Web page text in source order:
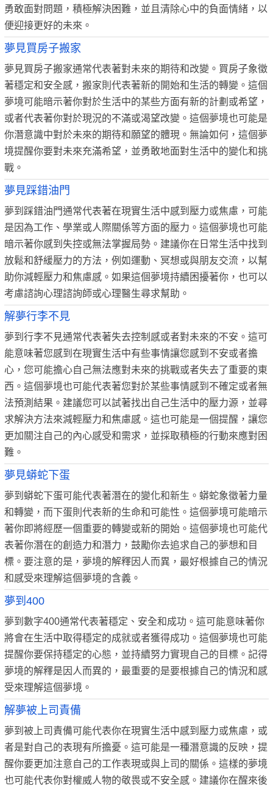
勇敢面對問題，積極解決困難，並且清除心中的負面情緒，以
便迎接更好的未來。
夢見買房子搬家
夢見買房子搬家通常代表著對未來的期待和改變。買房子象徵
著穩定和安全感，搬家則代表著新的開始和生活的轉變。這個
夢境可能暗示著你對於生活中的某些方面有新的計劃或希望，
或者代表著你對於現況的不滿或渴望改變。這個夢境也可能是
你潛意識中對於未來的期待和願望的體現。無論如何，這個夢
境提醒你要對未來充滿希望，並勇敢地面對生活中的變化和挑
戰。
夢見踩錯油門
夢到踩錯油門通常代表著在現實生活中感到壓力或焦慮，可能
是因為工作、學業或人際關係等方面的壓力。這個夢境也可能
暗示著你感到失控或無法掌握局勢。建議你在日常生活中找到
放鬆和舒緩壓力的方法，例如運動、冥想或與朋友交流，以幫
助你減輕壓力和焦慮感。如果這個夢境持續困擾著你，也可以
考慮諮詢心理諮詢師或心理醫生尋求幫助。
解夢行李不見
夢到行李不見通常代表著失去控制感或者對未來的不安。這可
能意味著您感到在現實生活中有些事情讓您感到不安或者擔
心，您可能擔心自己無法應對未來的挑戰或者失去了重要的東
西。這個夢境也可能代表著您對於某些事情感到不確定或者無
法預測結果。建議您可以試著找出自己生活中的壓力源，並尋
求解決方法來減輕壓力和焦慮感。這也可能是一個提醒，讓您
更加關注自己的內心感受和需求，並採取積極的行動來應對困
難。
夢見蟒蛇下蛋
夢到蟒蛇下蛋可能代表著潛在的變化和新生。蟒蛇象徵著力量
和轉變，而下蛋則代表新的生命和可能性。這個夢境可能暗示
著你即將經歷一個重要的轉變或新的開始。這個夢境也可能代
表著你潛在的創造力和潛力，鼓勵你去追求自己的夢想和目
標。要注意的是，夢境的解釋因人而異，最好根據自己的情況
和感受來理解這個夢境的含義。
夢到400
夢到數字400通常代表著穩定、安全和成功。這可能意味著你
將會在生活中取得穩定的成就或者獲得成功。這個夢境也可能
提醒你要保持穩定的心態，並持續努力實現自己的目標。記得
夢境的解釋是因人而異的，最重要的是要根據自己的情況和感
受來理解這個夢境。
解夢被上司責備
夢到被上司責備可能代表你在現實生活中感到壓力或焦慮，或
者是對自己的表現有所擔憂。這可能是一種潛意識的反映，提
醒你要更加注意自己的工作表現或與上司的關係。這樣的夢境
也可能代表你對權威人物的敬畏或不安全感。建議你在醒來後